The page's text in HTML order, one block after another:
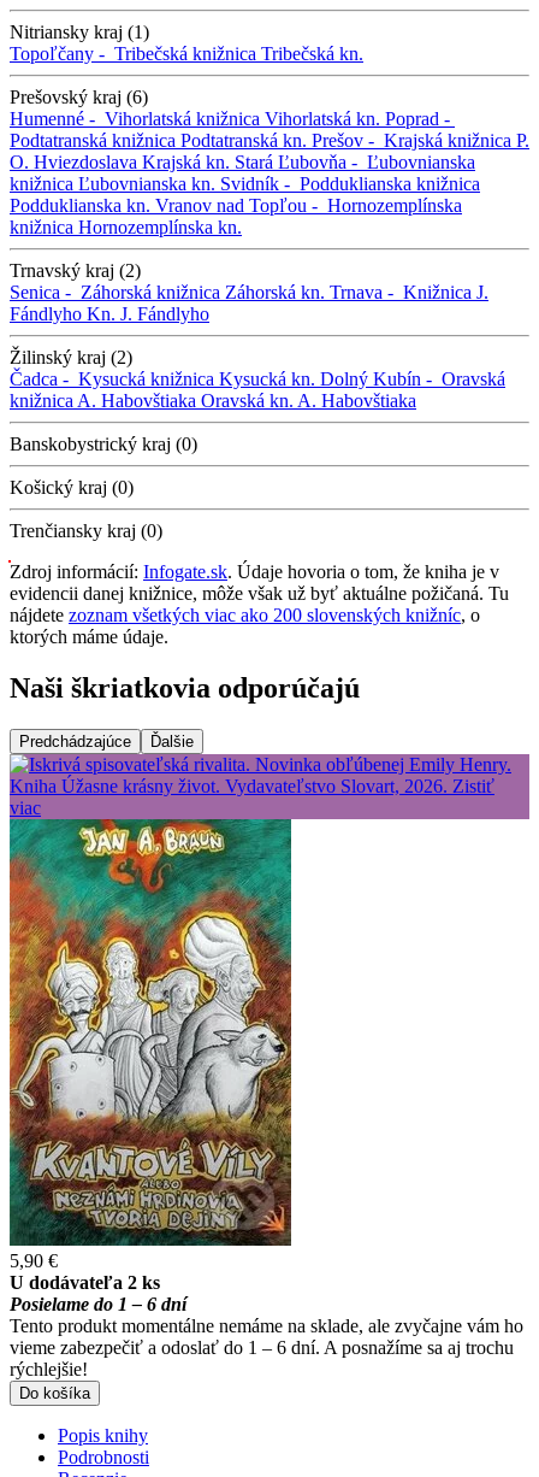
Nitriansky kraj (1)
Topoľčany - Tribečská knižnica Tribečská kn.
Prešovský kraj (6)
Humenné - Vihorlatská knižnica Vihorlatská kn. Poprad -
Podtatranská knižnica Podtatranská kn. Prešov - Krajská knižnica P.
O. Hviezdoslava Krajská kn. Stará Ľubovňa - Ľubovnianska
knižnica Ľubovnianska kn. Svidník - Podduklianska knižnica
Podduklianska kn. Vranov nad Topľou - Hornozemplínska
knižnica Hornozemplínska kn.
Trnavský kraj (2)
Senica - Záhorská knižnica Záhorská kn. Trnava - Knižnica J.
Fándlyho Kn. J. Fándlyho
Žilinský kraj (2)
Čadca - Kysucká knižnica Kysucká kn. Dolný Kubín - Oravská
knižnica A. Habovštiaka Oravská kn. A. Habovštiaka
Banskobystrický kraj (0)
Košický kraj (0)
Trenčiansky kraj (0)
Zdroj informácií: Infogate.sk. Údaje hovoria o tom, že kniha je v
evidencii danej knižnice, môže však už byť aktuálne požičaná. Tu
nájdete zoznam všetkých viac ako 200 slovenských knižníc, o
ktorých máme údaje.
Naši škriatkovia odporúčajú
Predchádzajúce Ďalšie
5,90 €
U dodávateľa 2 ks
Posielame do 1 – 6 dní
Tento produkt momentálne nemáme na sklade, ale zvyčajne vám ho
vieme zabezpečiť a odoslať do 1 – 6 dní. A posnažíme sa aj trochu
rýchlejšie!
Do košíka
Popis knihy
Podrobnosti